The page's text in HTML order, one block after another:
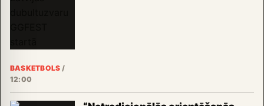
BASKETBOLS /
12:00